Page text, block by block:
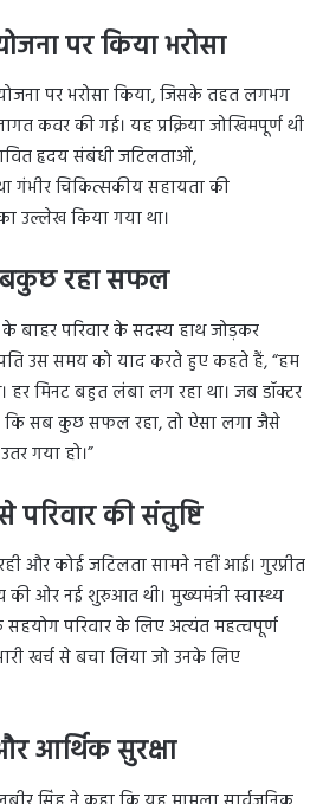
पर किया भरोसा
योजना पर भरोसा किया, जिसके तहत लगभग
कवर की गई। यह प्रक्रिया जोखिमपूर्ण थी
हृदय संबंधी जटिलताओं,
गंभीर चिकित्सकीय सहायता की
किया गया था।
रहा सफल
बाहर परिवार के सदस्य हाथ जोड़कर
पति उस समय को याद करते हुए कहते हैं, “हम
हर मिनट बहुत लंबा लग रहा था। जब डॉक्टर
कि सब कुछ सफल रहा, तो ऐसा लगा जैसे
गया हो।”
की संतुष्टि
और कोई जटिलता सामने नहीं आई। गुरप्रीत
ओर नई शुरुआत थी। मुख्यमंत्री स्वास्थ्य
परिवार के लिए अत्यंत महत्वपूर्ण
खर्च से बचा लिया जो उनके लिए
आर्थिक सुरक्षा